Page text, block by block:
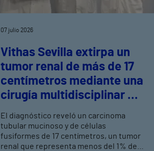
07 julio 2026
Vithas Sevilla extirpa un
tumor renal de más de 17
centímetros mediante una
cirugía multidisciplinar de
El diagnóstico reveló un carcinoma
tubular mucinoso y de células
fusiformes de 17 centímetros, un tumor
renal que representa menos del 1% de